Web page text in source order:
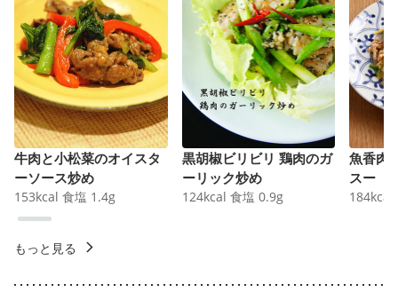
牛肉と小松菜のオイスタ
ーソース炒め
153kcal 食塩 1.4g
黒胡椒ビリビリ 鶏肉のガ
ーリック炒め
124kcal 食塩 0.9g
魚香肉
スー
184kcal
もっと見る